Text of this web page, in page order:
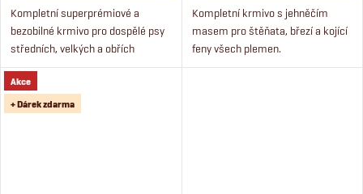
Kompletní superprémiové a
bezobilné krmivo pro dospělé psy
středních, velkých a obřích
plemen.
Kompletní krmivo s jehněčím
masem pro štěňata, březí a kojící
feny všech plemen.
Superprémiové krmivo obsahuje
Akce
+ Dárek zdarma